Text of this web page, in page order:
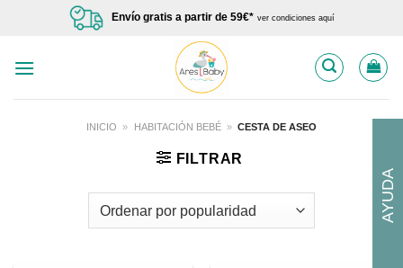
Envío gratis a partir de 59€* ver condiciones aquí
INICIO » HABITACIÓN BEBÉ » CESTA DE ASEO
FILTRAR
AYUDA